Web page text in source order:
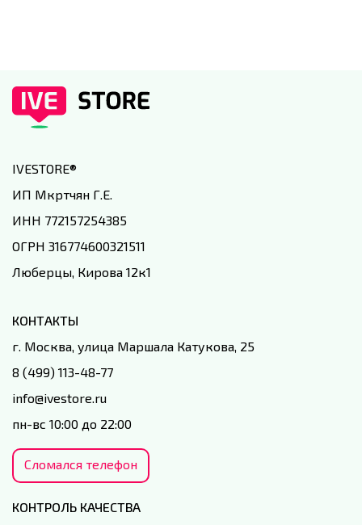
IVESTORE®
ИП Мкртчян Г.Е.
ИНН 772157254385
ОГРН 316774600321511
Люберцы, Кирова 12к1
КОНТАКТЫ
г. Москва, улица Маршала Катукова, 25
8 (499) 113-48-77
info@ivestore.ru
пн-вс 10:00 до 22:00
Сломался телефон
КОНТРОЛЬ КАЧЕСТВА